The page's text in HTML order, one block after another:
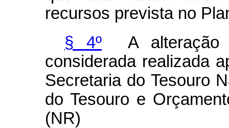
recursos prevista no
§ 4º A alteração
considerada realizada
Secretaria do Tesouro
do Tesouro e
(NR)